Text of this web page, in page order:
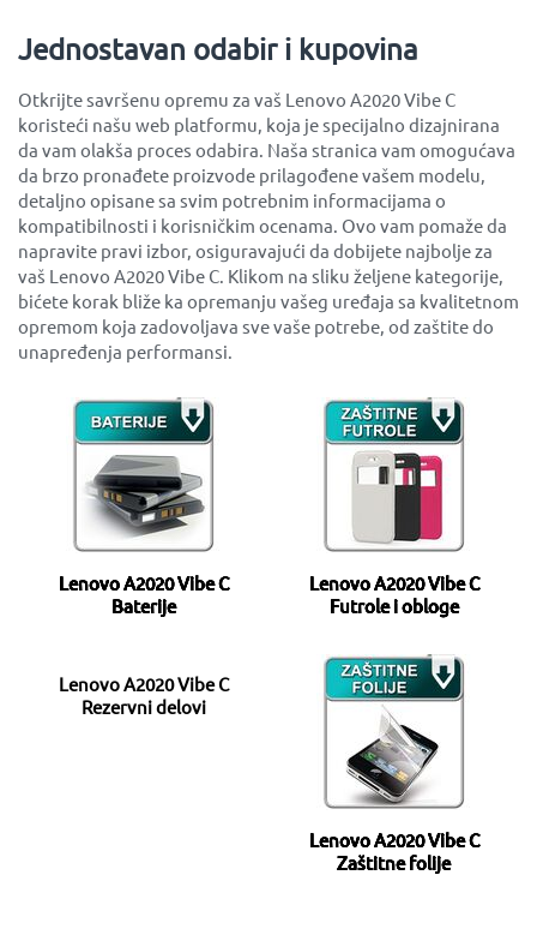
Jednostavan odabir i kupovina
Otkrijte savršenu opremu za vaš Lenovo A2020 Vibe C
koristeći našu web platformu, koja je specijalno dizajnirana
da vam olakša proces odabira. Naša stranica vam omogućava
da brzo pronađete proizvode prilagođene vašem modelu,
detaljno opisane sa svim potrebnim informacijama o
kompatibilnosti i korisničkim ocenama. Ovo vam pomaže da
napravite pravi izbor, osiguravajući da dobijete najbolje za
vaš Lenovo A2020 Vibe C. Klikom na sliku željene kategorije,
bićete korak bliže ka opremanju vašeg uređaja sa kvalitetnom
opremom koja zadovoljava sve vaše potrebe, od zaštite do
unapređenja performansi.
Lenovo A2020 Vibe C
Baterije
Lenovo A2020 Vibe C
Futrole i obloge
Lenovo A2020 Vibe C
Rezervni delovi
Lenovo A2020 Vibe C
Zaštitne folije